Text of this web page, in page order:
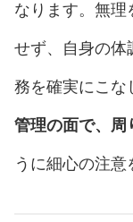
なります。無理
せず、自身の体
務を確実にこな
管理の面で、周
うに細心の注意